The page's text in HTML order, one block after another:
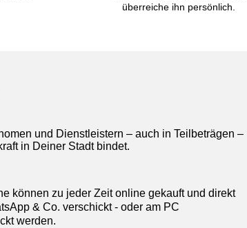
überreiche ihn persönlich.
und Dienstleistern – auch in Teilbeträgen –
in Deiner Stadt bindet.
können zu jeder Zeit online gekauft und direkt
& Co. verschickt - oder am PC
werden.